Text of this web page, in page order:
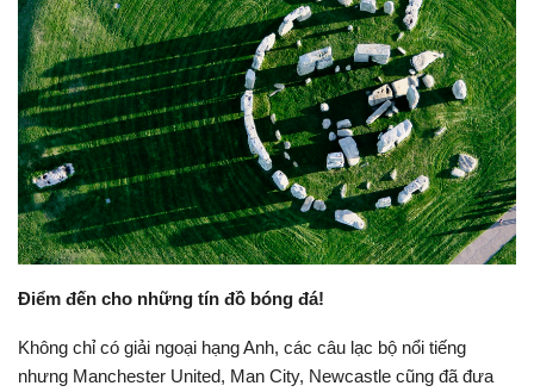
Điểm đến cho những tín đồ bóng đá!
Không chỉ có giải ngoại hạng Anh, các câu lạc bộ nổi tiếng
nhưng Manchester United, Man City, Newcastle cũng đã đưa